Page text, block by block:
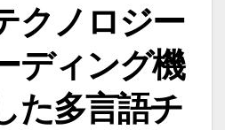
クノロジー
ディング機
た多言語チ